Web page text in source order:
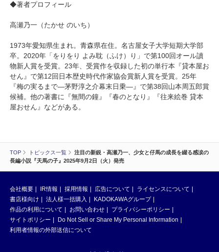
TOP トピックス一覧
注目の新鋭・高瀬乃一、少女と仔馬の成長を綴る感涙の
長編小説『天馬の子』2025年9月2日（火）発売
◆著者プロフィール
高瀬乃一（たかせ のいち）
1973年愛知県生まれ。青森県在住。名古屋女子大学短期大学部
卒。2020年「をりをり よみ耽（ふけ）り」で第100回オール讀
物新人賞を受賞。23年、受賞作を収録した初の単行本『貸本屋お
せん』で第12回日本歴史時代作家協会賞新人賞を受賞。25年
『梅の実るまで―茅野淳之介幕末日乗―』で第38回山本周五郎賞
候補。他の著書に『無間の鐘』『春のとなり』『往来絵巻 貸本
屋おせん』などがある。
会社概要 IR情報 採用情報 広告について
ライセンスについて
書店様向け
法人様一括購入
KADOKAWAグループ
作品の利用について
お問い合わせ
プライバシーポリシー
サイトポリシー
Do Not Sell or Share My Personal Information
利用者情報の外部送信について